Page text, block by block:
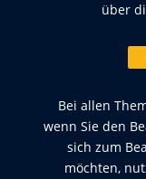
über
Bei allen
wenn Sie den
sich zum
möchten,